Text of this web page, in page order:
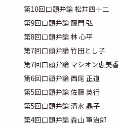
第10回口頭弁論 松井四十二
第9回口頭弁論 藤門 弘
第8回口頭弁論 林 心平
第7回口頭弁論 竹田とし子
第7回口頭弁論 マシオン恵美香
第6回口頭弁論 西尾 正道
第5回口頭弁論 佐藤 英行
第5回口頭弁論 清水 晶子
第4回口頭弁論 森山 軍治郎